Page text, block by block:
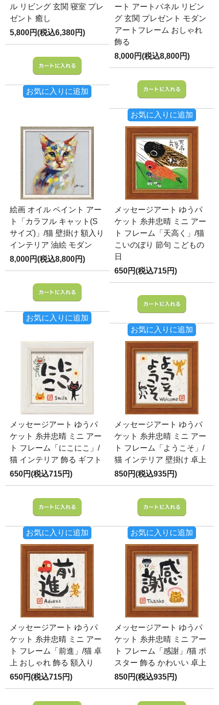
ル リビング 玄関 寝室 プレ
ゼント 癒し
5,800円(税込6,380円)
お気に入りに追加
ート アートパネル リビン
グ 玄関 プレゼント モダン
アートフレーム おしゃれ
飾る
8,000円(税込8,800円)
お気に入りに追加
絵画 オイル ペイント アー
ト「カラフル キャット(S
サイズ)」/猫 壁掛け 額入り
インテリア 油絵 モダン
8,000円(税込8,800円)
お気に入りに追加
メッセージアート ゆうパ
ケット 糸井忠晴 ミニ アー
ト フレーム「天高く」/猫
こいのぼり 節句 こどもの
日
650円(税込715円)
お気に入りに追加
メッセージアート ゆうパ
ケット 糸井忠晴 ミニ アー
ト フレーム「にこにこ」/
猫 インテリア 飾る ギフト
650円(税込715円)
お気に入りに追加
メッセージアート ゆうパ
ケット 糸井忠晴 ミニ アー
ト フレーム「ようこそ」/
猫 インテリア 壁掛け 卓上
850円(税込935円)
お気に入りに追加
メッセージアート ゆうパ
ケット 糸井忠晴 ミニ アー
ト フレーム「前進」/猫 卓
上 おしゃれ 飾る 額入り
650円(税込715円)
メッセージアート ゆうパ
ケット 糸井忠晴 ミニ アー
ト フレーム「感謝」/猫 ポ
スター 飾る かわいい 卓上
850円(税込935円)